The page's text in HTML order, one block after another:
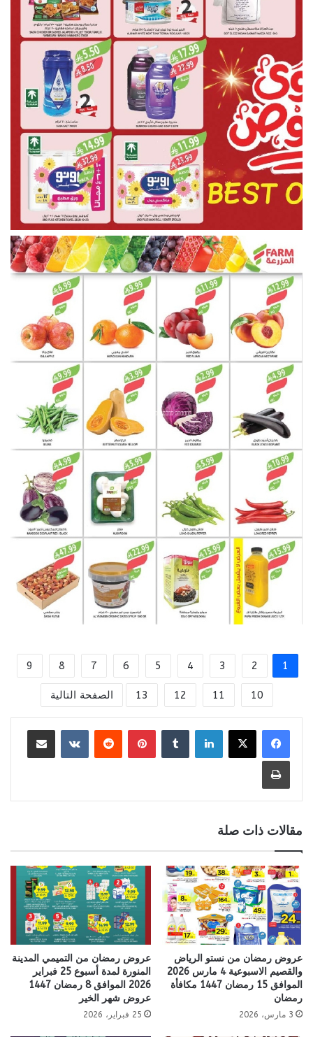
1
2
3
4
5
6
7
8
9
10
11
12
13 الصفحة التالية
لينكدإن بينتيريست مشاركة عبر البريد
طباعة
مقالات ذات صلة
عروض رمضان من نستو الرياض
والقصيم الاسبوعية 4 مارس 2026
الموافق 15 رمضان 1447 مكافأة
رمضان
3 مارس، 2026
عروض رمضان من التميمي المدينة
المنورة لمدة أسبوع 25 فبراير
2026 الموافق 8 رمضان 1447
عروض شهر الخير
25 فبراير، 2026